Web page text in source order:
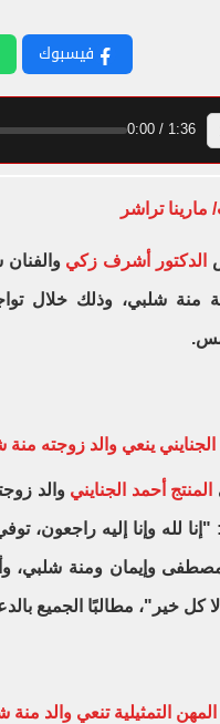
فيسبوك
1:36 / 0:00
مارينا تراشر
الدكتور أشرف زكي
منة شلبي، وذلك خلال
الجنايني ينعي والد زوجته منة
المنتج أحمد الجنايني والد
لله وإنا إليه راجعون،
وإيمان ومنة شلبي،
كل خير"، مطالبًا الجميع
المهن التمثيلية تنعي والد منة